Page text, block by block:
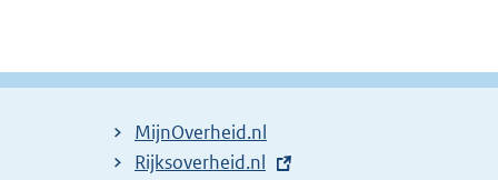
MijnOverheid.nl
E
Rijksoverheid.nl